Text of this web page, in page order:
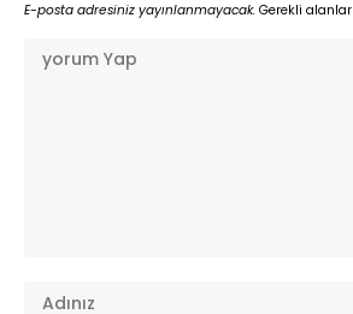
E-posta adresiniz yayınlanmayacak. Gerekli alanlar